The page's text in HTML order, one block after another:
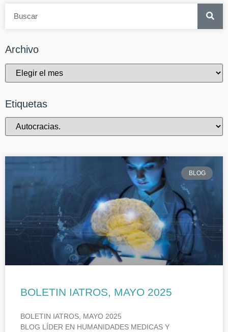
Archivo
Etiquetas
BLOG
BOLETIN IATROS, MAYO 2025
BOLETIN IATROS, MAYO 2025
BLOG LÍDER EN HUMANIDADES MEDICAS Y